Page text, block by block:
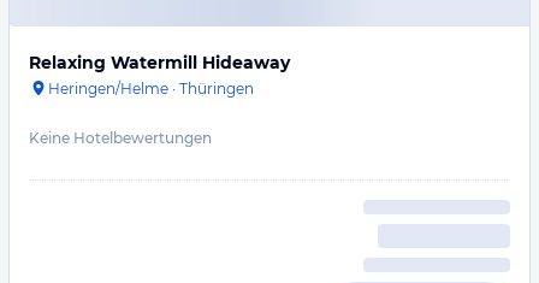
Relaxing Watermill Hideaway
Heringen/Helme · Thüringen
Keine Hotelbewertungen